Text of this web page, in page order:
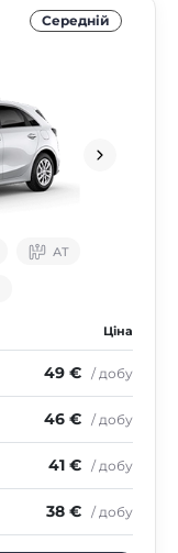
Середнiй
АТ
Ціна
49 € / добу
46 € / добу
41 € / добу
38 € / добу